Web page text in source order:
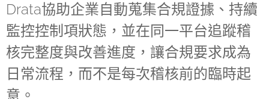
Drata協助企業自動蒐集合規證據、持續
監控控制項狀態，並在同一平台追蹤稽
核完整度與改善進度，讓合規要求成為
日常流程，而不是每次稽核前的臨時起
意。